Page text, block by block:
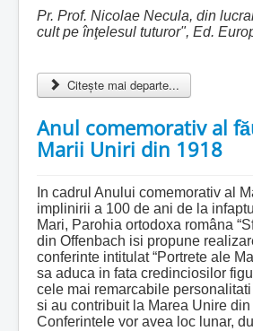
Pr. Prof. Nicolae Necula, din
cult pe înţelesul tuturor", Ed.
Citește mai departe...
Anul comemorativ al
Marii Uniri din 1918
In cadrul Anului comemorativ al
implinirii a 100 de ani de la
Mari, Parohia ortodoxa româna
din Offenbach isi propune
conferinte intitulat “Portrete ale
sa aduca in fata credinciosilor
cele mai remarcabile
si au contribuit la Marea Unire din
Conferintele vor avea loc lunar,